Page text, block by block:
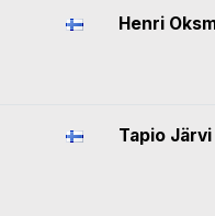
Henri
Tapio Järvi